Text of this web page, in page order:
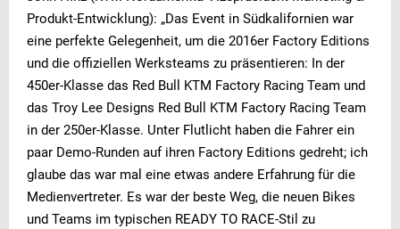
Produkt-Entwicklung): „Das Event in Südkalifornien war
eine perfekte Gelegenheit, um die 2016er Factory Editions
und die offiziellen Werksteams zu präsentieren: In der
450er-Klasse das Red Bull KTM Factory Racing Team und
das Troy Lee Designs Red Bull KTM Factory Racing Team
in der 250er-Klasse. Unter Flutlicht haben die Fahrer ein
paar Demo-Runden auf ihren Factory Editions gedreht; ich
glaube das war mal eine etwas andere Erfahrung für die
Medienvertreter. Es war der beste Weg, die neuen Bikes
und Teams im typischen READY TO RACE-Stil zu